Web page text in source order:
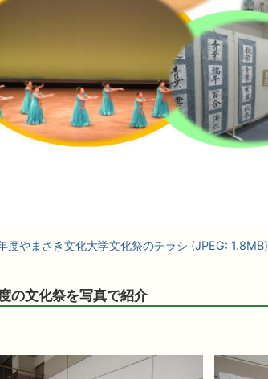
度やまさき文化大学文化祭のチラシ (JPEG: 1.8MB)
の文化祭を写真で紹介